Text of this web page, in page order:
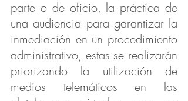
parte o de oficio, la práctica de
una audiencia para garantizar la
inmediación en un procedimiento
administrativo, estas se realizarán
priorizando la utilización de
medios telemáticos en las